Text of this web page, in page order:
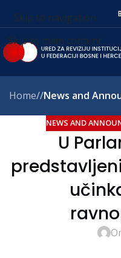
Skip to navigation
Skip to main content
Home/ News and
NEWS AND
U